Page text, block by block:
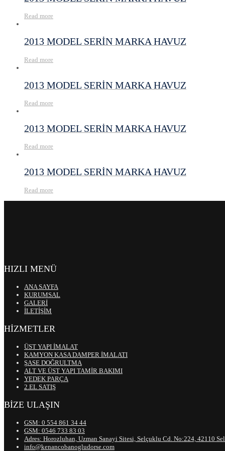
Read more
2013 MODEL SERİN MARKA HAVUZ
Read more
2013 MODEL SERİN MARKA HAVUZ
Read more
2013 MODEL SERİN MARKA HAVUZ
Read more
2013 MODEL SERİN MARKA HAVUZ
Read more
HIZLI MENÜ
ANA SAYFA
KURUMSAL
GALERİ
İLETİŞİM
HİZMETLER
ÜST YAPI İMALAT
KAMYON KASA DAMPER İMALATI
ŞASE DOĞRULTMA
ALT VE ÜST YAPI TAMİR BAKIMI
YEDEK PARÇA
2.EL SATIŞ
BİZE ULAŞIN
GSM: 0 554 861 34 44
GSM: 0546 733 83 03
Adres: Horozluhan, Uzman Sanayi Sitesi, Selçuklu Cd. No:224, 42110
info@kenancobanogludorse.com